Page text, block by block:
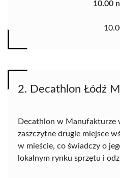
10.00
2. Decathlon Łódź
Decathlon w Manufakturze
zaszczytne drugie miejsce
w mieście, co świadczy o
lokalnym rynku sprzętu i